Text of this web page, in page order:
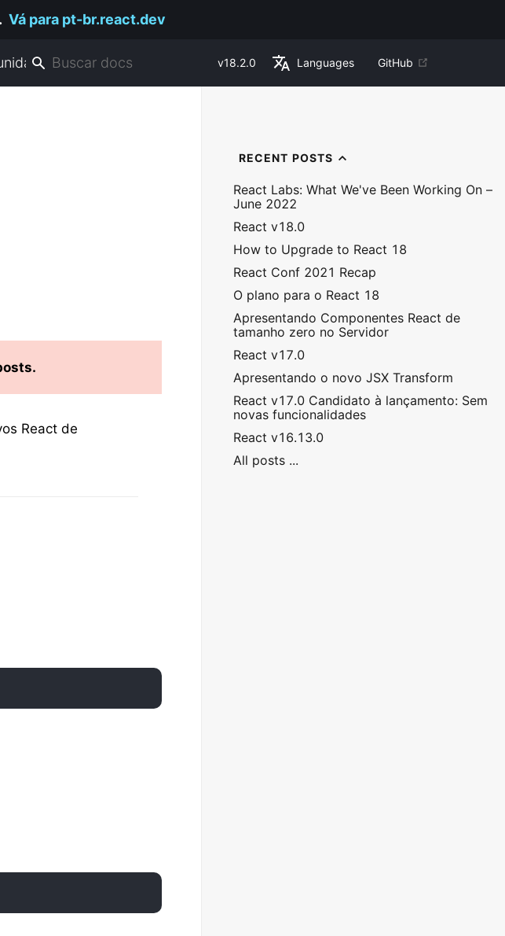
Vá para pt-br.react.dev
v18.2.0 Languages GitHub
React de
RECENT POSTS
React Labs: What We've Been Working On –
June 2022
React v18.0
How to Upgrade to React 18
React Conf 2021 Recap
O plano para o React 18
Apresentando Componentes React de
tamanho zero no Servidor
React v17.0
Apresentando o novo JSX Transform
React v17.0 Candidato à lançamento: Sem
novas funcionalidades
React v16.13.0
All posts ...